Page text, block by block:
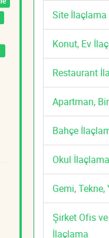
Site İlaçlama
Konut, Ev
Restaurant
Apartman,
Bahçe
Okul İlaçlama
Gemi,
Şirket Ofis
İlaçlama